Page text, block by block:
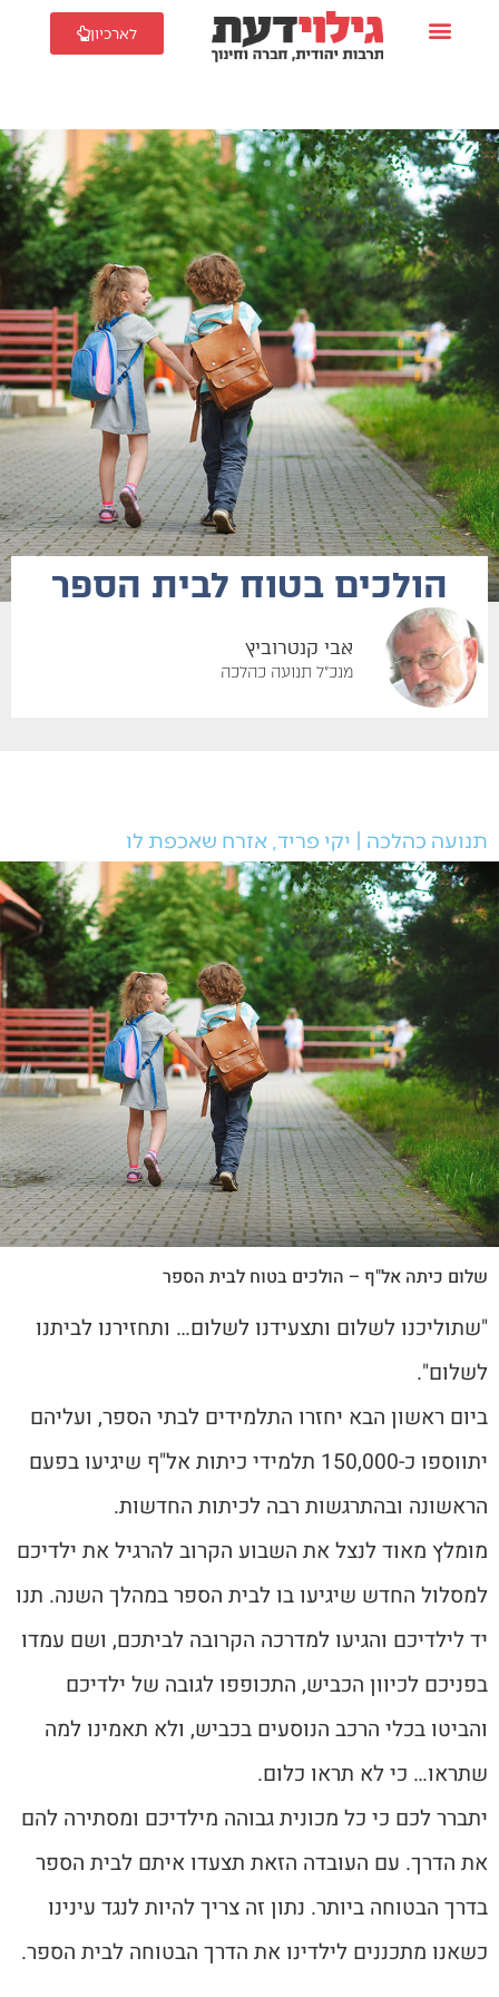
לארכיון
הולכים בטוח לבית הספר
אבי קנטרוביץ
מנכ"ל תנועה כהלכה
תנועה כהלכה | יקי פריד, אזרח שאכפת לו
שלום כיתה אל"ף – הולכים בטוח לבית הספר
"שתוליכנו לשלום ותצעידנו לשלום… ותחזירנו לביתנו
לשלום".
ביום ראשון הבא יחזרו התלמידים לבתי הספר, ועליהם
יתווספו כ-150,000 תלמידי כיתות אל"ף שיגיעו בפעם
הראשונה ובהתרגשות רבה לכיתות החדשות.
מומלץ מאוד לנצל את השבוע הקרוב להרגיל את ילדיכם
למסלול החדש שיגיעו בו לבית הספר במהלך השנה. תנו
יד לילדיכם והגיעו למדרכה הקרובה לביתכם, ושם עמדו
בפניכם לכיוון הכביש, התכופפו לגובה של ילדיכם
והביטו בכלי הרכב הנוסעים בכביש, ולא תאמינו למה
שתראו… כי לא תראו כלום.
יתברר לכם כי כל מכונית גבוהה מילדיכם ומסתירה להם
את הדרך. עם העובדה הזאת תצעדו איתם לבית הספר
בדרך הבטוחה ביותר. נתון זה צריך להיות לנגד עינינו
כשאנו מתכננים לילדינו את הדרך הבטוחה לבית הספר.